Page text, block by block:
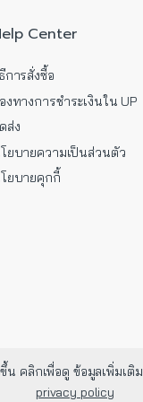
ลิกเพื่อดู ข้อมูลเพิ่มเ
privacy policy
Center
การสั่งซื้อ
งทางการชำระเงินใน UP
ส่ง
ยบายความเป็นส่วนตัว
ยบายคุกกี้